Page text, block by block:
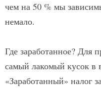
чем на 50 % мы
немало.
Где заработанное? Для
самый лакомый кусок в
«Заработанный» налог